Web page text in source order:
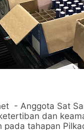
- Anggota Sat
dan
tahapan